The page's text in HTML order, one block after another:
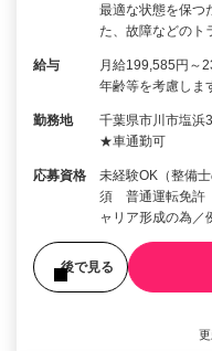
最適な状態を保つ
た、故障などのト
給与
月給199,585円
年齢等を考慮しま
勤務地
千葉県市川市塩浜
★車通勤可
応募資格
未経験OK（整備
須 普通運転免許
ャリア形成の為
後で見る